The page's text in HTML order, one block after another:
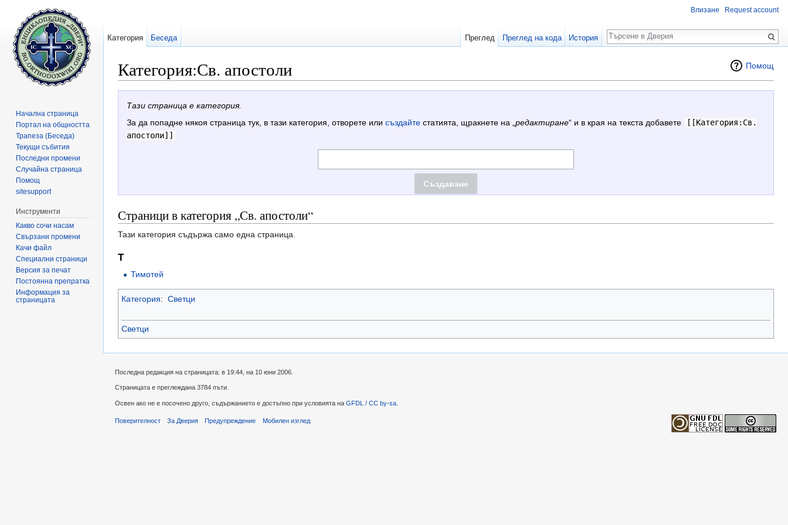
Помощ
Категория:Св. апостоли
Тази страница е категория.
За да попадне някоя страница тук, в тази категория, отворете или създайтестатията, щракнете на „ редактиране“ и в края на текста добавете
[[Категория:Св.
апостоли]]
Страници в категория „Св. апостоли“
Тази категория съдържа само една страница.
Т
Тимотей
Категория: Светци
Светци
Влизане Request account
Категория Беседа Преглед Преглед на кода История
Търсене
Начална страница
Портал на общността
Трапеза (Беседа)
Текущи събития
Последни промени
Случайна страница
Помощ
sitesupport
Инструменти
Какво сочи насам
Свързани промени
Качи файл
Специални страници
Версия за печат
Постоянна препратка
Информация за
страницата
Последна редакция на страницата: в 19:44, на 10 юни 2006.
Страницата е преглеждана 3784 пъти.
Освен ако не е посочено друго, съдържанието е достъпно при условията на GFDL / CC by-sa
Поверителност За Дверия Предупреждение Мобилен изглед